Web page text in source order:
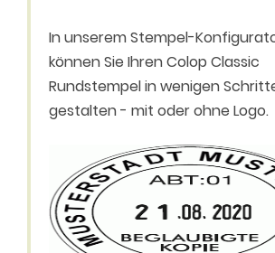
In unserem Stempel-
können Sie Ihren Colop Classic
Rundstempel in wenigen
gestalten - mit oder ohne Logo.